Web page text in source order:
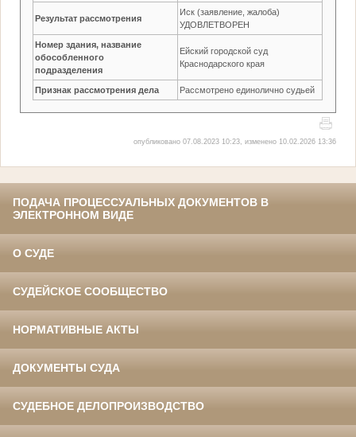
Результат рассмотрения
Иск (заявление, жалоба)
УДОВЛЕТВОРЕН
Номер здания, название
обособленного
подразделения
Ейский городской суд
Краснодарского края
Признак рассмотрения дела Рассмотрено единолично судьей
опубликовано 07.08.2023 10:23, изменено 10.02.2026 13:36
ПОДАЧА ПРОЦЕССУАЛЬНЫХ ДОКУМЕНТОВ В
ЭЛЕКТРОННОМ ВИДЕ
О СУДЕ
СУДЕЙСКОЕ СООБЩЕСТВО
НОРМАТИВНЫЕ АКТЫ
ДОКУМЕНТЫ СУДА
СУДЕБНОЕ ДЕЛОПРОИЗВОДСТВО